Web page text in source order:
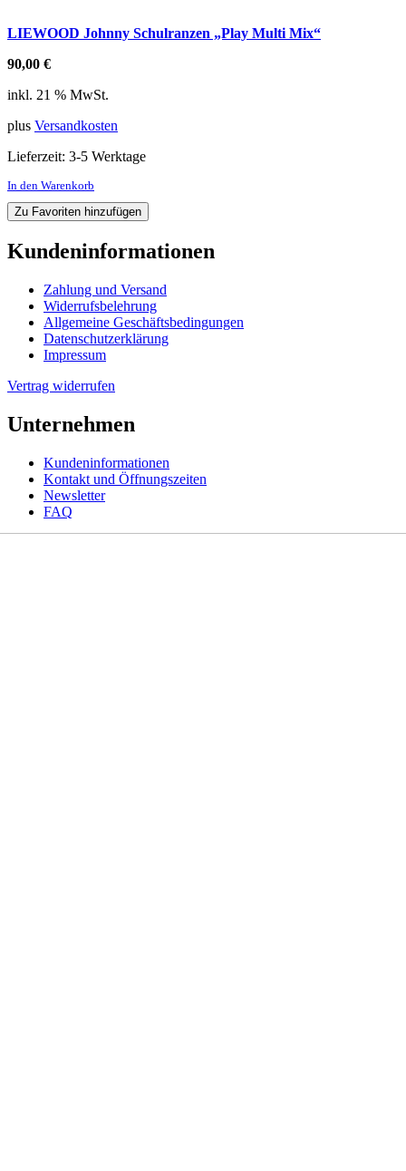
LIEWOOD Johnny Schulranzen „Play Multi Mix“
90,00 €
inkl. 21 % MwSt.
plus Versandkosten
Lieferzeit: 3-5 Werktage
In den Warenkorb
Zu Favoriten hinzufügen
Kundeninformationen
Zahlung und Versand
Widerrufsbelehrung
Allgemeine Geschäftsbedingungen
Datenschutzerklärung
Impressum
Vertrag widerrufen
Unternehmen
Kundeninformationen
Kontakt und Öffnungszeiten
Newsletter
FAQ